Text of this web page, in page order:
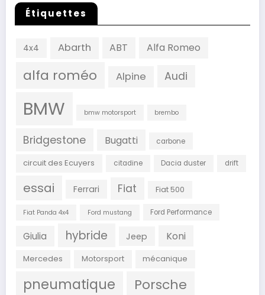
Étiquettes
4x4 Abarth ABT Alfa Romeo
alfa roméo Alpine Audi
BMW bmw motorsport brembo
Bridgestone Bugatti carbone
circuit des Ecuyers citadine Dacia duster drift
essai Ferrari Fiat Fiat 500
Fiat Panda 4x4 Ford mustang Ford Performance
Giulia hybride Jeep Koni
Mercedes Motorsport mécanique
pneumatique Porsche